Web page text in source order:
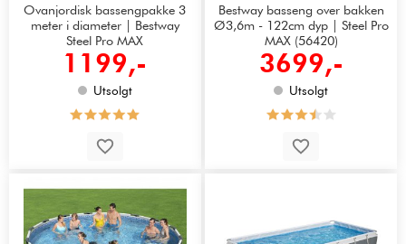
Ovanjordisk bassengpakke 3
meter i diameter | Bestway
Steel Pro MAX
1199,-
Utsolgt
Bestway basseng over bakken
Ø3,6m - 122cm dyp | Steel Pro
MAX (56420)
3699,-
Utsolgt